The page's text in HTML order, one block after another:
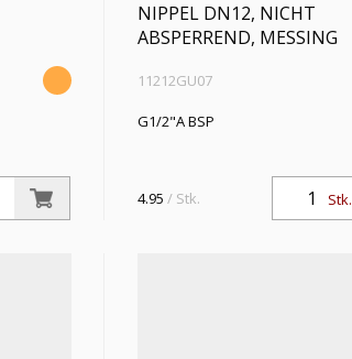
NIPPEL DN12, NICHT
ABSPERREND, MESSING
11212GU07
G1/2"A BSP
Stk.
4.95 / Stk.